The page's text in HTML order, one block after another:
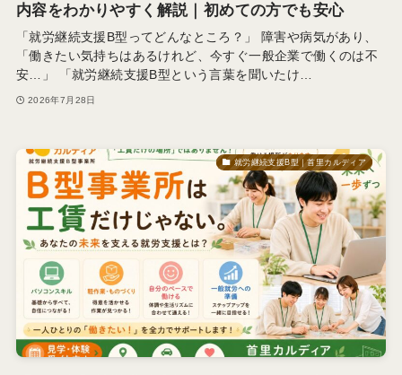
内容をわかりやすく解説｜初めての方でも安心
「就労継続支援B型ってどんなところ？」 障害や病気があり、
「働きたい気持ちはあるけれど、今すぐ一般企業で働くのは不
安…」 「就労継続支援B型という言葉を聞いたけ…
2026年7月28日
就労継続支援B型｜首里カルディア